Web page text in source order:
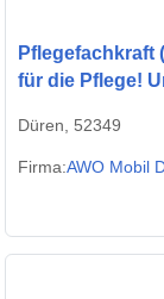
Pflegefachkraft
für die Pflege!
Düren, 52349
Firma:AWO Mobil